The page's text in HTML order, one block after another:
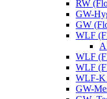
RW
GW-
GW
WLF
WLF
WLF
WLF-K
GW-